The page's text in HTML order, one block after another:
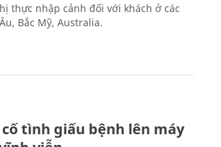
thực nhập cảnh đối với khách ở các
Bắc Mỹ, Australia.
tình giấu bệnh lên máy